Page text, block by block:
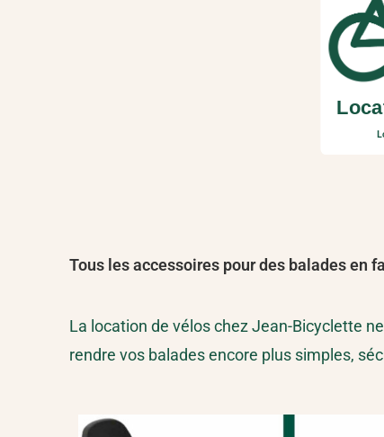
Tous les accessoires pour des balades en
La location de vélos chez Jean-Bicyclette
rendre vos balades encore plus simples,